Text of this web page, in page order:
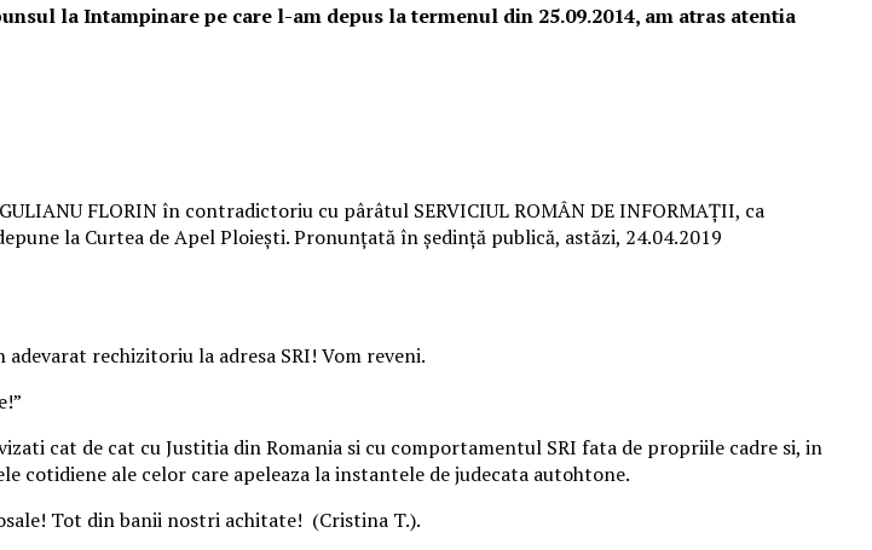
la Intampinare pe care l-am depus la termenul din 25.09.2014, am atras atentia
FLORIN în contradictoriu cu pârâtul SERVICIUL ROMÂN DE INFORMAŢII, ca
la Curtea de Apel Ploieşti. Pronunţată în şedinţă publică, astăzi, 24.04.2019
adevarat rechizitoriu la adresa SRI! Vom reveni.
cat de cat cu Justitia din Romania si cu comportamentul SRI fata de propriile cadre si, in
ale celor care apeleaza la instantele de judecata autohtone.
Tot din banii nostri achitate! (Cristina T.).